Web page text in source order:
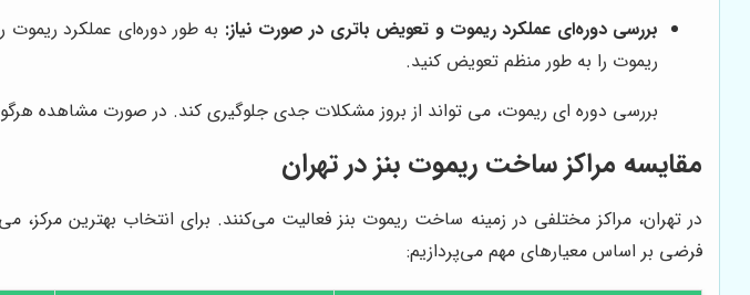
بررسی دوره‌ای عملکرد ریموت و تعویض باتری در صورت نیاز: به طور دوره‌ای عملکرد
ریموت را به طور منظم تعویض کنید.
بررسی دوره ای ریموت، می تواند از بروز مشکلات جدی جلوگیری کند. در صورت مشاهده
مقایسه مراکز ساخت ریموت بنز در تهران
در تهران، مراکز مختلفی در زمینه ساخت ریموت بنز فعالیت می‌کنند. برای انتخاب بهترین
فرضی بر اساس معیارهای مهم می‌پردازیم: